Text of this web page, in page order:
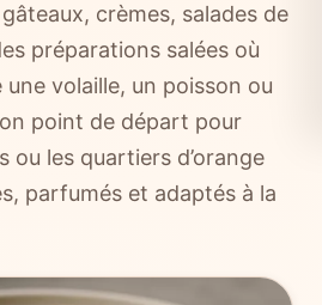
crèmes, salades de
préparations salées où
une volaille, un poisson ou
point de départ pour
ou les quartiers d’orange
parfumés et adaptés à la